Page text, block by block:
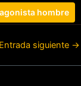
hombre
Entrada siguiente →